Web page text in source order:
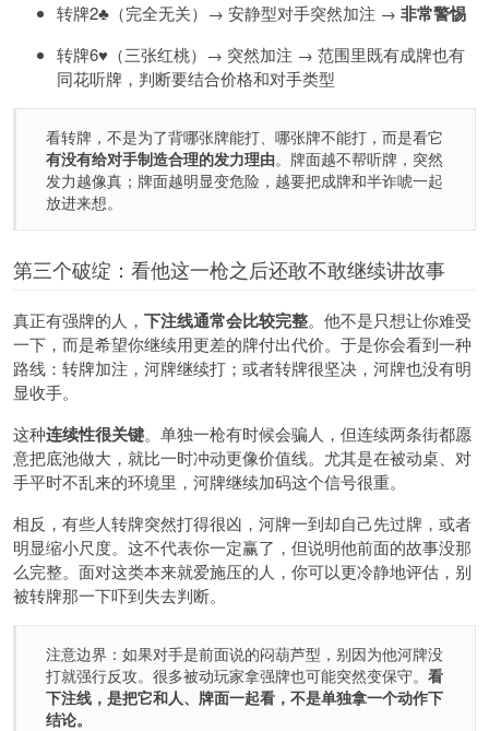
转牌2♣️（完全无关）→ 安静型对手突然加注 → 非常警惕
转牌6♥️（三张红桃）→ 突然加注 → 范围里既有成牌也有
同花听牌，判断要结合价格和对手类型
看转牌，不是为了背哪张牌能打、哪张牌不能打，而是看它
有没有给对手制造合理的发力理由。牌面越不帮听牌，突然
发力越像真；牌面越明显变危险，越要把成牌和半诈唬一起
放进来想。
第三个破绽：看他这一枪之后还敢不敢继续讲故事
真正有强牌的人， 下注线通常会比较完整。他不是只想让你难受
一下，而是希望你继续用更差的牌付出代价。于是你会看到一种
路线：转牌加注，河牌继续打；或者转牌很坚决，河牌也没有明
显收手。
这种连续性很关键。单独一枪有时候会骗人，但连续两条街都愿
意把底池做大，就比一时冲动更像价值线。尤其是在被动桌、对
手平时不乱来的环境里，河牌继续加码这个信号很重。
相反，有些人转牌突然打得很凶，河牌一到却自己先过牌，或者
明显缩小尺度。这不代表你一定赢了，但说明他前面的故事没那
么完整。面对这类本来就爱施压的人，你可以更冷静地评估，别
被转牌那一下吓到失去判断。
注意边界：如果对手是前面说的闷葫芦型，别因为他河牌没
打就强行反攻。很多被动玩家拿强牌也可能突然变保守。 看
下注线，是把它和人、牌面一起看，不是单独拿一个动作下
结论。